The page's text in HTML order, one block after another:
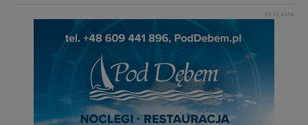
REKLAMA